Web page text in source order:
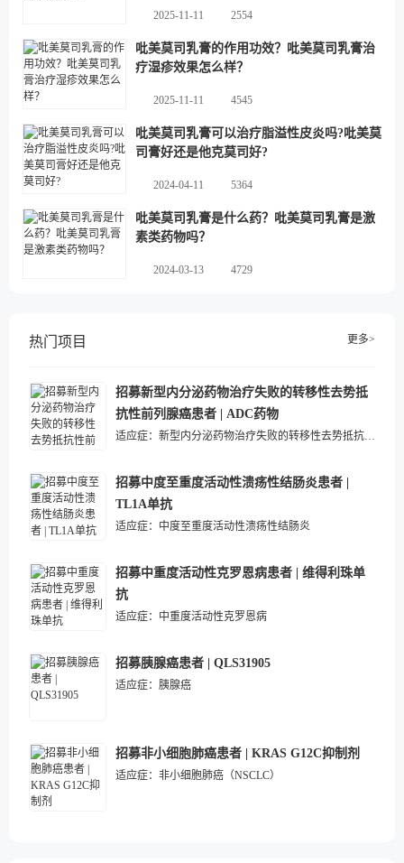
2025-11-11 2554
吡美莫司乳膏的作用功效？吡美莫司乳膏治
疗湿疹效果怎么样？
2025-11-11 4545
吡美莫司乳膏可以治疗脂溢性皮炎吗?吡美莫
司膏好还是他克莫司好?
2024-04-11 5364
吡美莫司乳膏是什么药？吡美莫司乳膏是激
素类药物吗？
2024-03-13 4729
热门项目 更多>
招募新型内分泌药物治疗失败的转移性去势抵
抗性前列腺癌患者 | ADC药物
适应症： 新型内分泌药物治疗失败的转移性去势抵抗性前列腺癌
招募中度至重度活动性溃疡性结肠炎患者 |
TL1A单抗
适应症： 中度至重度活动性溃疡性结肠炎
招募中重度活动性克罗恩病患者 | 维得利珠单
抗
适应症： 中重度活动性克罗恩病
招募胰腺癌患者 | QLS31905
适应症： 胰腺癌
招募非小细胞肺癌患者 | KRAS G12C抑制剂
适应症： 非小细胞肺癌（NSCLC）